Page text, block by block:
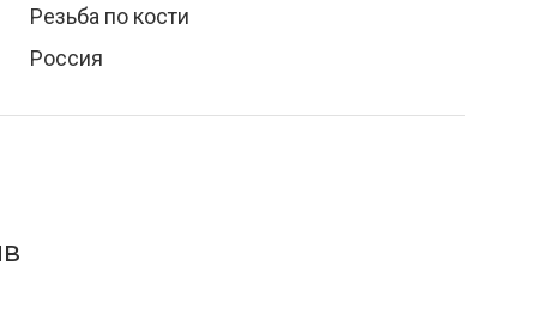
Резьба по кости
Россия